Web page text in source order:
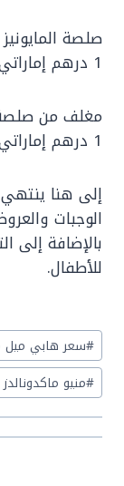
صلصة المايونيز
1 درهم إماراتي
مغلف من صلصة
1 درهم إماراتي
إلى هنا ينتهي
الوجبات
بالإضافة إلى
للأطفال.
Post
Tags:
#سعر هابي ميل
#منيو ماكدونالدز